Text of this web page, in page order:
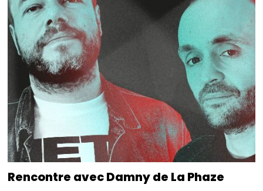
Rencontre avec Damny de La Phaze